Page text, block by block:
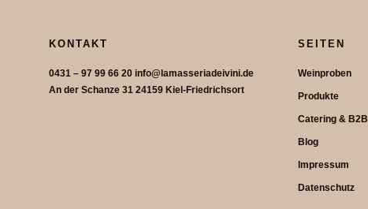
KONTAKT
0431 – 97 99 66 20 info@lamasseriadeivini.de
An der Schanze 31 24159 Kiel-Friedrichsort
SEITEN
Weinproben
Produkte
Catering & B2B
Blog
Impressum
Datenschutz